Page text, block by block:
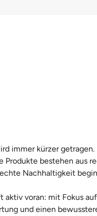
immer kürzer
bestehen aus
Nachhaltigkeit
voran: mit Fokus
und einen